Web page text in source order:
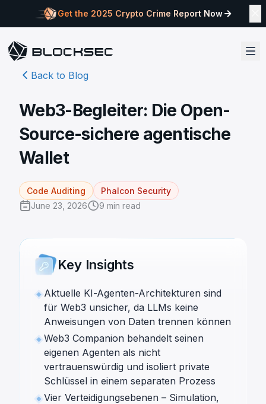
Get the 2025 Crypto Crime Report Now
Back to Blog
Web3-Begleiter: Die Open-
Source-sichere agentische
Wallet
Code Auditing
Phalcon Security
June 23, 2026
9 min read
Key Insights
Aktuelle KI-Agenten-Architekturen sind
für Web3 unsicher, da LLMs keine
Anweisungen von Daten trennen können
Web3 Companion behandelt seinen
eigenen Agenten als nicht
vertrauenswürdig und isoliert private
Schlüssel in einem separaten Prozess
Vier Verteidigungsebenen – Simulation,